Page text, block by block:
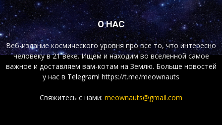
О НАС
Веб-издание космического уровня про все то, что интересно
человеку в 21 веке. Ищем и находим во вселенной самое
важное и доставляем вам-котам на Землю. Больше новостей
у нас в Telegram! https://t.me/meownauts
Свяжитесь с нами: meownauts@gmail.com